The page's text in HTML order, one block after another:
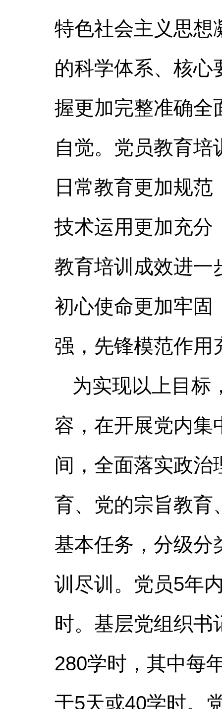
特色社会主义思想
的科学体系、核心
握更加完整准确全
自觉。党员教育
日常教育更加规
技术运用更加充分
教育培训成效进一
初心使命更加牢固
强，先锋模范作用
为实现以上目标
容，在开展党内集
间，全面落实政治
育、党的宗旨教育
基本任务，分级分
训尽训。党员5年
时。基层党组织书
280学时，其中每
于5天或40学时。